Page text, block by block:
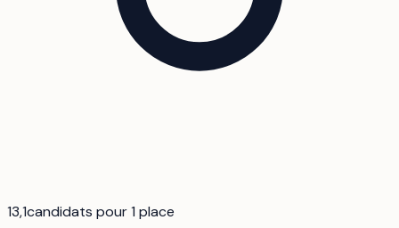
13,1candidats pour 1 place